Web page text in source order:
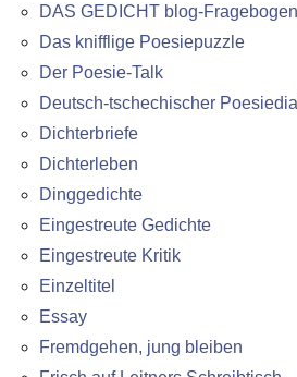
DAS GEDICHT blog-Fragebogen
Das knifflige Poesiepuzzle
Der Poesie-Talk
Deutsch-tschechischer
Dichterbriefe
Dichterleben
Dinggedichte
Eingestreute Gedichte
Eingestreute Kritik
Einzeltitel
Essay
Fremdgehen, jung bleiben